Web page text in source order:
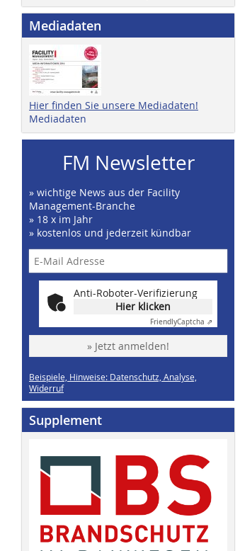
Mediadaten
Hier finden Sie unsere Mediadaten!
Mediadaten
FM Newsletter
» wichtige News aus der Facility
Management-Branche
» 18 x im Jahr
» kostenlos und jederzeit kündbar
Anti-Roboter-Verifizierung
Hier klicken
FriendlyCaptcha ⇗
» Jetzt anmelden!
Beispiele, Hinweise: Datenschutz, Analyse,
Widerruf
Supplement